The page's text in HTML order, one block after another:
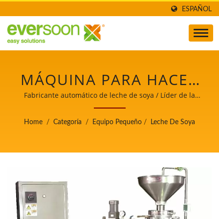
ESPAÑOL
MÁQUINA PARA HACER
LECHE DE SOYA,
EQUIPO PEQUEÑO,
DE SOYA, MÁQUINA
PARA HACER LECHE DE
SOYA Y TOFU, EQUIPO
Fabricante automático de leche de soya / Líder de la
maquinaria automática para la fabricación de tofu y
leche de soya con máxima prioridad en la seguridad
Home / Categoría / Equipo Pequeño / Leche De Soya